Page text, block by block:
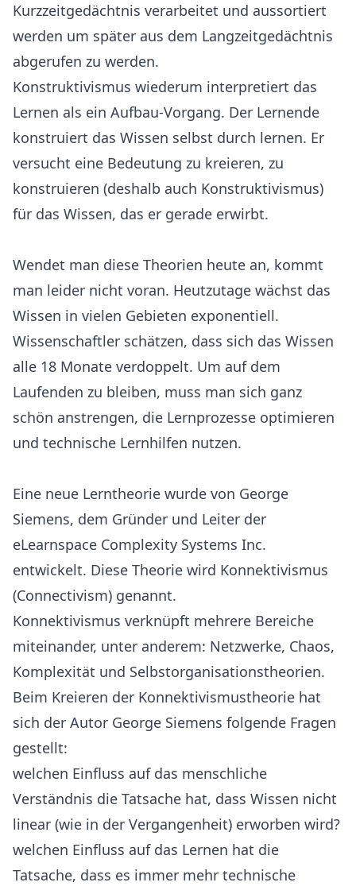
Kurzzeitgedächtnis verarbeitet und aussortiert
werden um später aus dem Langzeitgedächtnis
abgerufen zu werden.
Konstruktivismus wiederum interpretiert das
Lernen als ein Aufbau-Vorgang. Der Lernende
konstruiert das Wissen selbst durch lernen. Er
versucht eine Bedeutung zu kreieren, zu
konstruieren (deshalb auch Konstruktivismus)
für das Wissen, das er gerade erwirbt.
Wendet man diese Theorien heute an, kommt
man leider nicht voran. Heutzutage wächst das
Wissen in vielen Gebieten exponentiell.
Wissenschaftler schätzen, dass sich das Wissen
alle 18 Monate verdoppelt. Um auf dem
Laufenden zu bleiben, muss man sich ganz
schön anstrengen, die Lernprozesse optimieren
und technische Lernhilfen nutzen.
Eine neue Lerntheorie wurde von George
Siemens, dem Gründer und Leiter der
eLearnspace Complexity Systems Inc.
entwickelt. Diese Theorie wird Konnektivismus
(Connectivism) genannt.
Konnektivismus verknüpft mehrere Bereiche
miteinander, unter anderem: Netzwerke, Chaos,
Komplexität und Selbstorganisationstheorien.
Beim Kreieren der Konnektivismustheorie hat
sich der Autor George Siemens folgende Fragen
gestellt:
welchen Einfluss auf das menschliche
Verständnis die Tatsache hat, dass Wissen nicht
linear (wie in der Vergangenheit) erworben wird?
welchen Einfluss auf das Lernen hat die
Tatsache, dass es immer mehr technische